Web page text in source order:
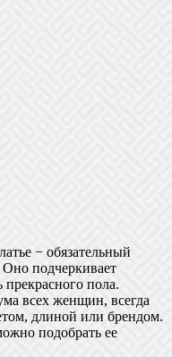
− обязательный
подчеркивает
прекрасного пола.
всех женщин, всегда
длиной или брендом.
подобрать ее